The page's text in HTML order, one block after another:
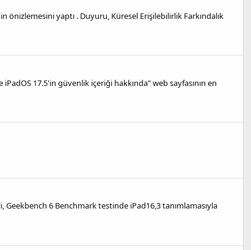
önizlemesini yaptı . Duyuru, Küresel Erişilebilirlik Farkındalık
17.5'in güvenlik içeriği hakkında" web sayfasının en
Geekbench 6 Benchmark testinde iPad16,3 tanımlamasıyla